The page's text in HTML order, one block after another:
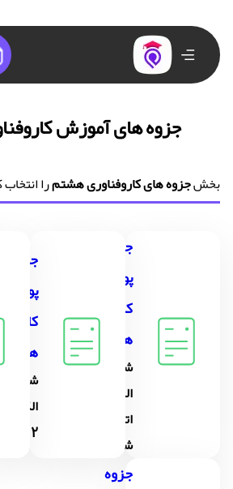
جزوه های آموزش
بخشجزوه های کاروفناوری هشتمرا
جزوه
کاروفناوری
هشتم
شهروند
اتصال به
شبکه،پس...
جزوه
هشتم
شهروند
2
جزوه